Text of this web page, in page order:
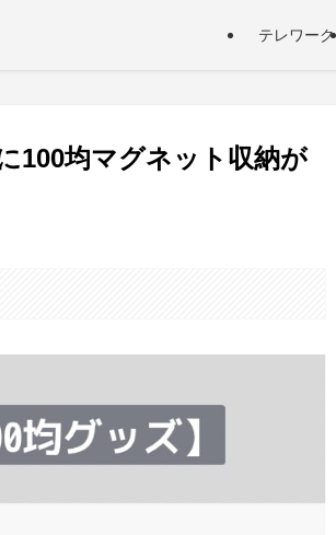
テレワーク
100均マグネット収納が